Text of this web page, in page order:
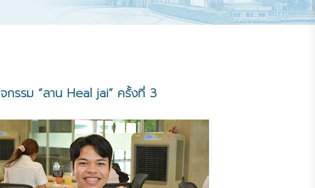
รรม “ลาน Heal jai” ครั้งที่ 3